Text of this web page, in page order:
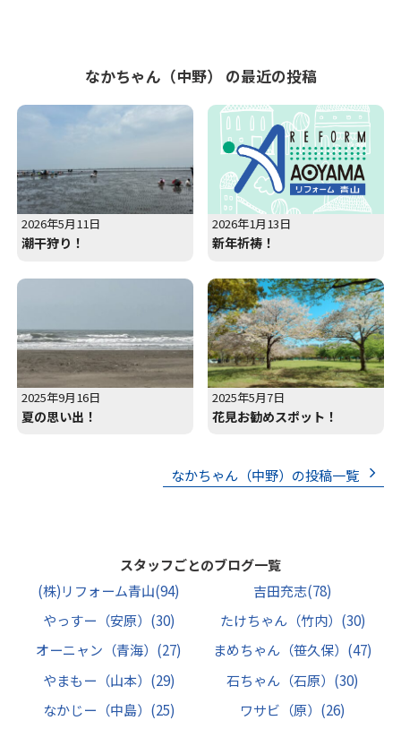
なかちゃん（中野） の最近の投稿
2026年5月11日
潮干狩り！
2026年1月13日
新年祈祷！
2025年9月16日
夏の思い出！
2025年5月7日
花見お勧めスポット！
なかちゃん（中野）の投稿一覧
スタッフごとのブログ一覧
(株)リフォーム青山(94) 吉田充志(78)
やっすー（安原） (30) たけちゃん（竹内） (30)
オーニャン（青海） (27) まめちゃん（笹久保） (47)
やまもー（山本） (29) 石ちゃん（石原） (30)
なかじー（中島） (25) ワサビ（原） (26)